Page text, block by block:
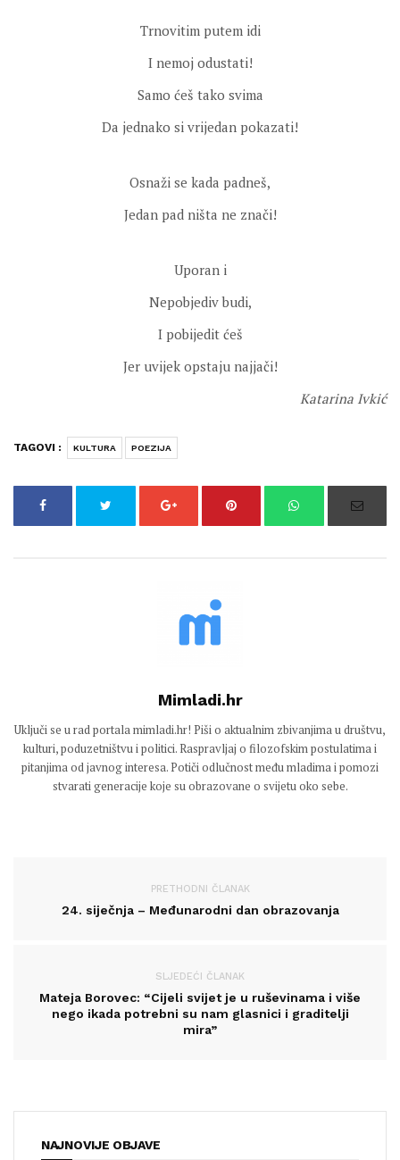
Trnovitim putem idi
I nemoj odustati!
Samo ćeš tako svima
Da jednako si vrijedan pokazati!
Osnaži se kada padneš,
Jedan pad ništa ne znači!
Uporan i
Nepobjediv budi,
I pobijedit ćeš
Jer uvijek opstaju najjači!
Katarina Ivkić
TAGOVI : KULTURA POEZIJA
Mimladi.hr
Uključi se u rad portala mimladi.hr! Piši o aktualnim zbivanjima u društvu,
kulturi, poduzetništvu i politici. Raspravljaj o filozofskim postulatima i
pitanjima od javnog interesa. Potiči odlučnost među mladima i pomozi
stvarati generacije koje su obrazovane o svijetu oko sebe.
PRETHODNI ČLANAK
24. siječnja – Međunarodni dan obrazovanja
SLJEDEĆI ČLANAK
Mateja Borovec: “Cijeli svijet je u ruševinama i više
nego ikada potrebni su nam glasnici i graditelji
mira”
NAJNOVIJE OBJAVE